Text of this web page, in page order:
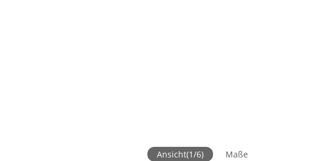
Ansicht(1/6) Maße